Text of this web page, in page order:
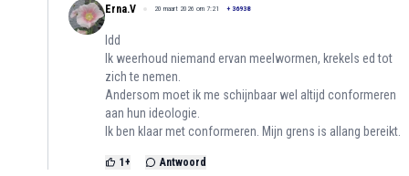
Erna.V 20 maart 2026 om 7:21 + 36938
Idd
Ik weerhoud niemand ervan meelwormen, krekels ed tot
zich te nemen.
Andersom moet ik me schijnbaar wel altijd conformeren
aan hun ideologie.
Ik ben klaar met conformeren. Mijn grens is allang bereikt.
1 + Antwoord